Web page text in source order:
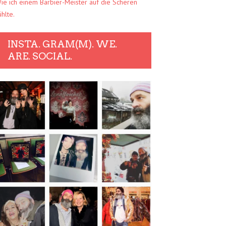
ich einem Barbier-Meister auf die Scheren
INSTA. GRAM(M). WE.
ARE. SOCIAL.